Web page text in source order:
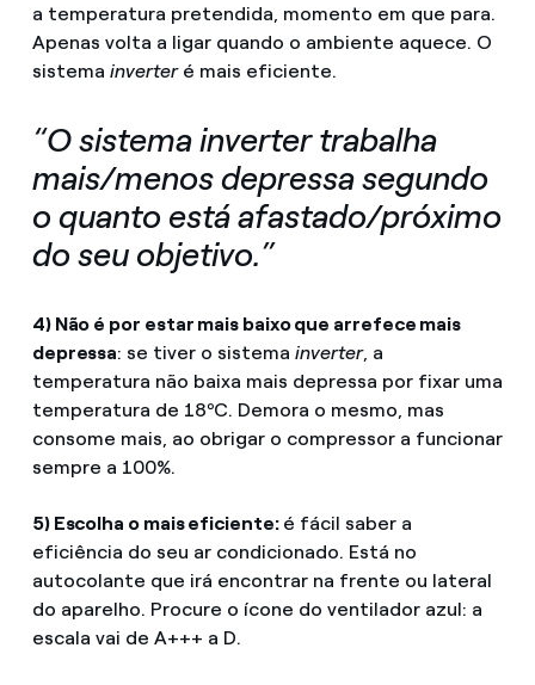
a temperatura pretendida, momento em que para.
Apenas volta a ligar quando o ambiente aquece. O
sistema inverteré mais eficiente.
“O sistema inverter trabalha
mais/menos depressa segundo
o quanto está afastado/próximo
do seu objetivo.”
4) Não é por estar mais baixo que arrefece mais
depressa: se tiver o sistemainverter, a
temperatura não baixa mais depressa por fixar uma
temperatura de 18ºC. Demora o mesmo, mas
consome mais, ao obrigar o compressor a funcionar
sempre a 100%.
5) Escolha o mais eficiente: é fácil saber a
eficiência do seu ar condicionado. Está no
autocolante que irá encontrar na frente ou lateral
do aparelho. Procure o ícone do ventilador azul: a
escala vai de A+++ a D.